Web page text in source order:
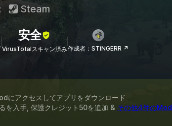
Steam
安全
VirusTotalスキャン済み作成者：STiNGERR ↗
にアクセスしてアプリをダウンロード
を入手, 保護クレジット50を追加 & その他4件のMod